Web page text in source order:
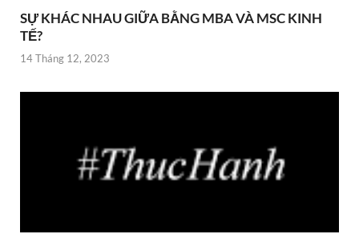
SỰ KHÁC NHAU GIỮA BẰNG MBA VÀ MSC KINH
TẾ?
14 Tháng 12, 2023